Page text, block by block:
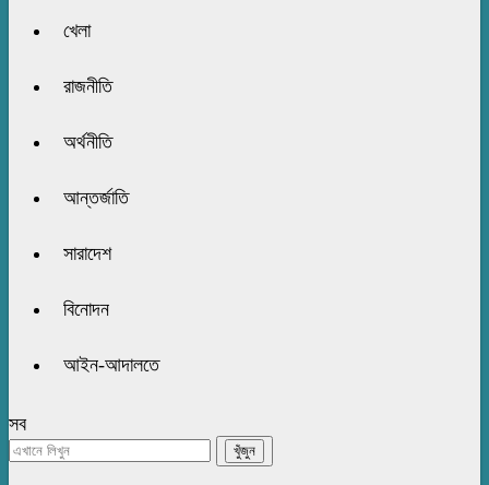
খেলা
রাজনীতি
অর্থনীতি
আন্তর্জাতি
সারাদেশ
বিনোদন
আইন-আদালতে
সব